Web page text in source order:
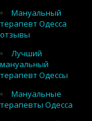
Мануальный
терапевт Одесса
отзывы
Лучший
мануальный
терапевт Одессы
Мануальные
терапевты Одесса